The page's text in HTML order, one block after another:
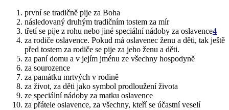
první se tradičně pije za Boha
následovaný druhým tradičním tostem za mír
třetí se pije z rohu nebo jiné speciální nádoby za oslavence4
za rodiče oslavence. Pokud má oslavenec ženu a děti, tak ještě
před tostem za rodiče se pije za jeho ženu a děti.
za paní domu a v jejím jménu ze všechny hospodyně
za sourozence
za památku mrtvých v rodině
za život, za děti jako symbol prodloužení života
ze speciální nádoby za matku oslavence
za přátele oslavence, za všechny, kteří se účastní veselí